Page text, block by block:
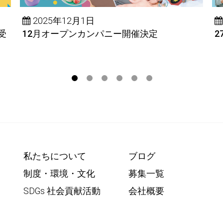
2025年12月1日
12月オープンカンパニー開催決定
私たちについて
制度・環境・文化
SDGs 社会貢献活動
ブログ
募集一覧
会社概要